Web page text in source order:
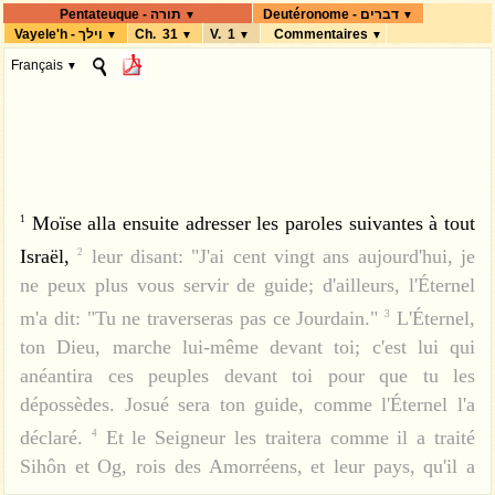
▼ ▼
▼ Ch. 31 ▼ V. 1 ▼ Commentaires ▼
Français ▼
1
Moïse alla ensuite adresser les paroles suivantes à tout
Israël,
2
leur disant: "J'ai cent vingt ans aujourd'hui, je
ne peux plus vous servir de guide; d'ailleurs, l'Éternel
m'a dit: "Tu ne traverseras pas ce Jourdain."
3
L'Éternel,
ton Dieu, marche lui-même devant toi; c'est lui qui
anéantira ces peuples devant toi pour que tu les
dépossèdes. Josué sera ton guide, comme l'Éternel l'a
déclaré.
4
Et le Seigneur les traitera comme il a traité
Sihôn et Og, rois des Amorréens, et leur pays, qu'il a